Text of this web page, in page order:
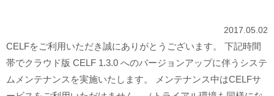
2017.05.02
CELFをご利用いただき誠にありがとうございます。 下記時間
帯でクラウド版 CELF 1.3.0 へのバージョンアップに伴うシステ
ムメンテナンスを実施いたします。 メンテナンス中はCELFサ